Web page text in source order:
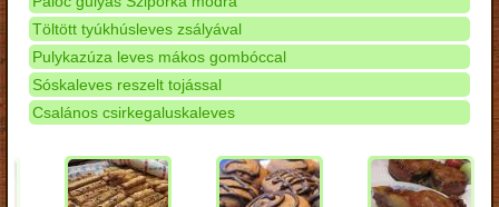
Töltött tyúkhúsleves zsályával
Pulykazúza leves mákos gombóccal
Sóskaleves reszelt tojással
Csalános csirkegaluskaleves